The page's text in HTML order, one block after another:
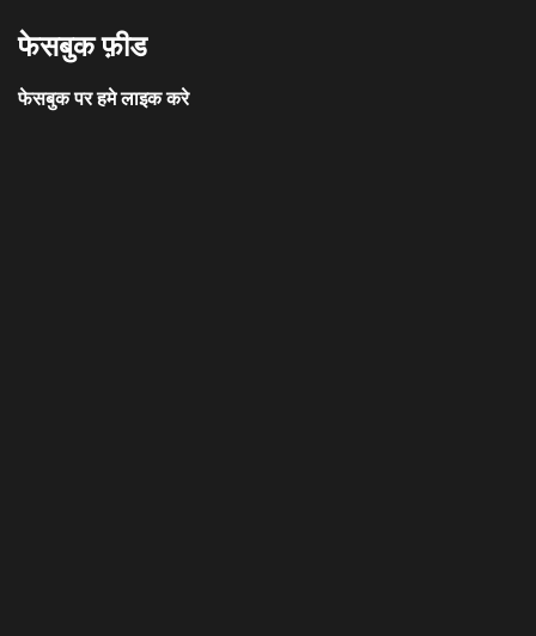
फेसबुक फ़ीड
फेसबुक पर हमे लाइक करे